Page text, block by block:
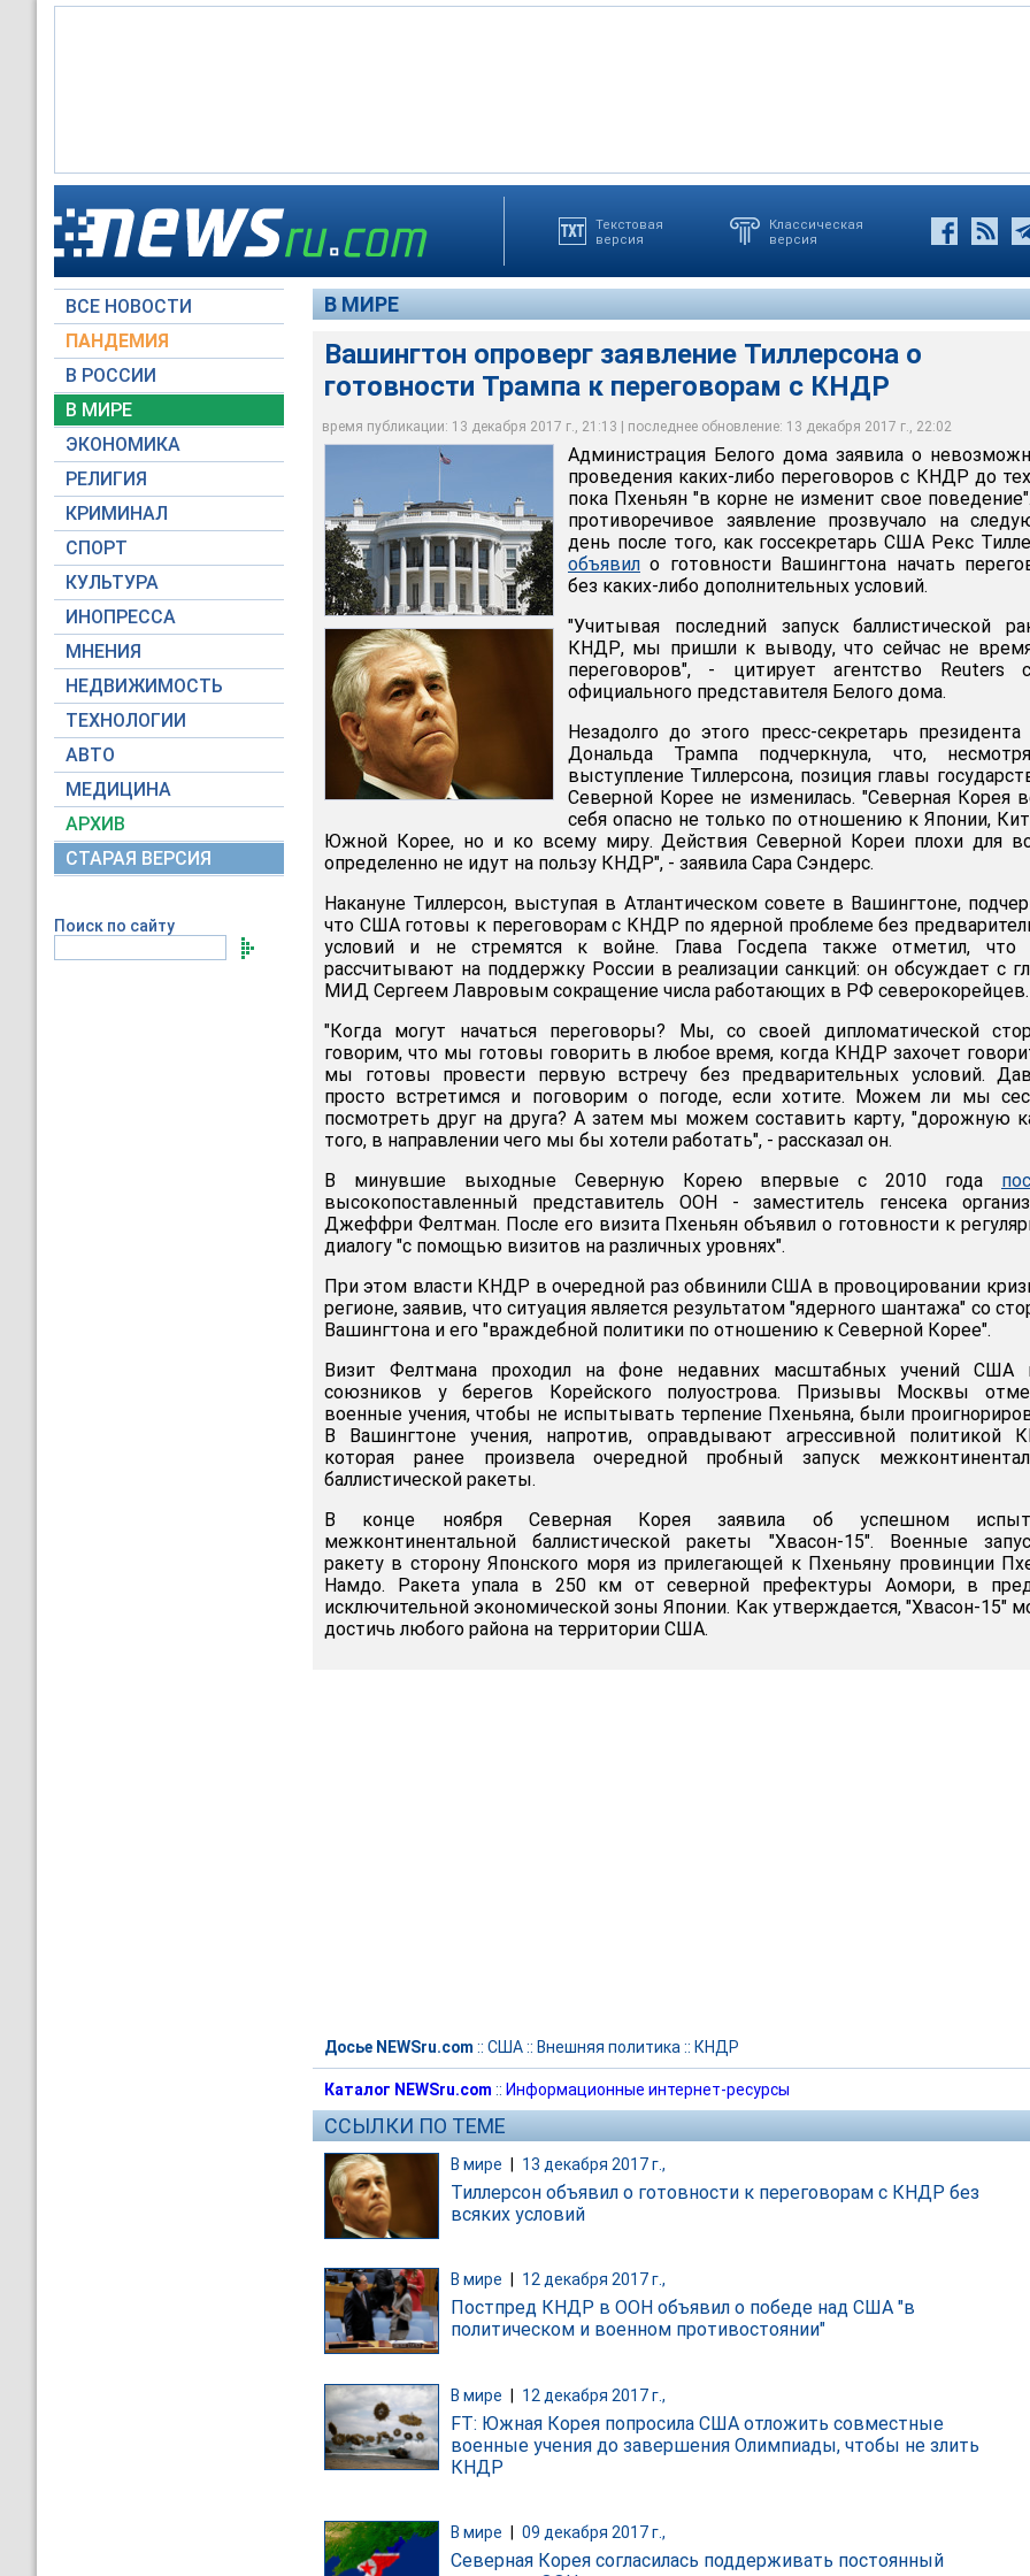
Текстовая
версия
Классическая
версия
ВСЕ НОВОСТИ
ПАНДЕМИЯ
В РОССИИ
В МИРЕ
ЭКОНОМИКА
РЕЛИГИЯ
КРИМИНАЛ
СПОРТ
КУЛЬТУРА
ИНОПРЕССА
МНЕНИЯ
НЕДВИЖИМОСТЬ
ТЕХНОЛОГИИ
АВТО
МЕДИЦИНА
АРХИВ
СТАРАЯ ВЕРСИЯ
Поиск по сайту
В МИРЕ
Вашингтон опроверг заявление Тиллерсона о
готовности Трампа к переговорам с КНДР
время публикации: 13 декабря 2017 г., 21:13 | последнее обновление: 13 декабря 2017 г., 22:02
Администрация Белого дома заявила о невозможности проведения каких-либо
переговоров с КНДР до тех пор, пока Пхеньян "в корне не изменит свое поведение"
Global Look Press
Накануне Тиллерсон, выступая в Атлантическом совете в Вашингтоне, подчеркнул,
что США готовы к переговорам с КНДР по ядерной проблеме без предварительных
условий и не стремятся к войне
Global Look Press
Администрация Белого дома заявила о
проведения каких-либо переговоров с КНДР до
пока Пхеньян "в корне не изменит свое
противоречивое заявление прозвучало на
день после того, как госсекретарь США Рекс
объявил о готовности Вашингтона начать
без каких-либо дополнительных условий.
"Учитывая последний запуск баллистической
КНДР, мы пришли к выводу, что сейчас не
переговоров", - цитирует агентство Reuters
официального представителя Белого дома.
Незадолго до этого пресс-секретарь
Дональда Трампа подчеркнула, что,
выступление Тиллерсона, позиция главы
Северной Корее не изменилась. "Северная Корея
себя опасно не только по отношению к Японии,
Южной Корее, но и ко всему миру. Действия Северной Кореи плохи для
определенно не идут на пользу КНДР", - заявила Сара Сэндерс.
Накануне Тиллерсон, выступая в Атлантическом совете в Вашингтоне,
что США готовы к переговорам с КНДР по ядерной проблеме без
условий и не стремятся к войне. Глава Госдепа также отметил,
рассчитывают на поддержку России в реализации санкций: он обсуждает с
МИД Сергеем Лавровым сокращение числа работающих в РФ северокорейцев.
"Когда могут начаться переговоры? Мы, со своей дипломатической
говорим, что мы готовы говорить в любое время, когда КНДР захочет
мы готовы провести первую встречу без предварительных условий.
просто встретимся и поговорим о погоде, если хотите. Можем ли мы
посмотреть друг на друга? А затем мы можем составить карту, "дорожную
того, в направлении чего мы бы хотели работать", - рассказал он.
В минувшие выходные Северную Корею впервые с 2010 года
высокопоставленный представитель ООН - заместитель генсека
Джеффри Фелтман. После его визита Пхеньян объявил о готовности к
диалогу "с помощью визитов на различных уровнях".
При этом власти КНДР в очередной раз обвинили США в провоцировании
регионе, заявив, что ситуация является результатом "ядерного шантажа" со
Вашингтона и его "враждебной политики по отношению к Северной Корее".
Визит Фелтмана проходил на фоне недавних масштабных учений США
союзников у берегов Корейского полуострова. Призывы Москвы
военные учения, чтобы не испытывать терпение Пхеньяна, были
В Вашингтоне учения, напротив, оправдывают агрессивной политикой
которая ранее произвела очередной пробный запуск
баллистической ракеты.
В конце ноября Северная Корея заявила об успешном
межконтинентальной баллистической ракеты "Хвасон-15". Военные
ракету в сторону Японского моря из прилегающей к Пхеньяну провинции
Намдо. Ракета упала в 250 км от северной префектуры Аомори, в
исключительной экономической зоны Японии. Как утверждается, "Хвасон-15"
достичь любого района на территории США.
Досье NEWSru.com :: США:: Внешняя политика :: КНДР
Каталог NEWSru.com :: Информационные интернет-ресурсы
ССЫЛКИ ПО ТЕМЕ
В мире 13 декабря 2017 г.,
Тиллерсон объявил о готовности к переговорам с КНДР без
всяких условий
В мире 12 декабря 2017 г.,
Постпред КНДР в ООН объявил о победе над США "в
политическом и военном противостоянии"
В мире | 12 декабря 2017 г.,
FT: Южная Корея попросила США отложить совместные
военные учения до завершения Олимпиады, чтобы не злить
КНДР
В мире 09 декабря 2017 г.,
Северная Корея согласилась поддерживать постоянный